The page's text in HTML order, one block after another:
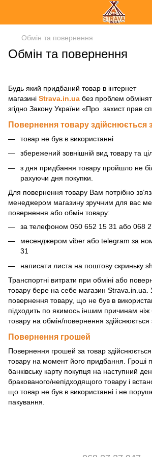
Обмін та повернення
Обмін та повернення
Будь який придбаний товар в інтернет
магазині Strava.in.ua без проблем
згідно Закону України «Про захист прав
Повернення товару здійснюється
товар не був в використанні
збережений зовнішній вид товару та
з дня придбання товару пройшло не
рахуючи дня покупки.
Для повернення товару Вам потрібно
менеджером магазину зручним для вас
повернення або обмін товару:
за телефоном 050 652 15 31 або 068
месенджером viber або telegram за
31
написати листа на поштову скриньку
Транспортні витрати при обміні або
товару бере на себе магазин Strava.in.ua.
повернення товару, що не був в
підходить по якимось іншим причинам ніж
товару на обмін/повернення здійснюється
Повернення грошей
Повернення грошей за товар здійснюється
товару на момент його придбання. Гроші
банківську карту покупця на наступний
бракованого/непідходящого товару і
що товар не був в використанні і не
пакування.